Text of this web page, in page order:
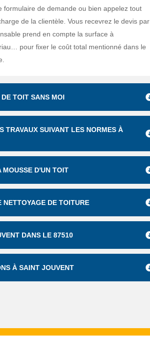
formulaire de demande ou bien appelez tout
de la clientèle. Vous recevrez le devis par
prend en compte la surface à
pour fixer le coût total mentionné dans le
DE TOIT SANS MOI
TRAVAUX SUIVANT LES NORMES À
MOUSSE D'UN TOIT
NETTOYAGE DE TOITURE
DANS LE 87510
À SAINT JOUVENT